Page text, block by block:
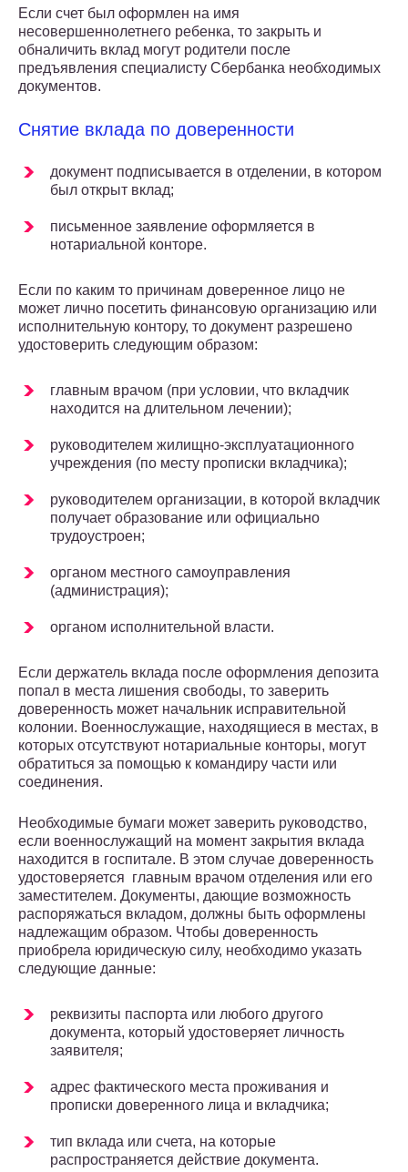
Если счет был оформлен на имя
несовершеннолетнего ребенка, то закрыть и
обналичить вклад могут родители после
предъявления специалисту Сбербанка необходимых
документов.
Снятие вклада по доверенности
документ подписывается в отделении, в котором
был открыт вклад;
письменное заявление оформляется в
нотариальной конторе.
Если по каким то причинам доверенное лицо не
может лично посетить финансовую организацию или
исполнительную контору, то документ разрешено
удостоверить следующим образом:
главным врачом (при условии, что вкладчик
находится на длительном лечении);
руководителем жилищно-эксплуатационного
учреждения (по месту прописки вкладчика);
руководителем организации, в которой вкладчик
получает образование или официально
трудоустроен;
органом местного самоуправления
(администрация);
органом исполнительной власти.
Если держатель вклада после оформления депозита
попал в места лишения свободы, то заверить
доверенность может начальник исправительной
колонии. Военнослужащие, находящиеся в местах, в
которых отсутствуют нотариальные конторы, могут
обратиться за помощью к командиру части или
соединения.
Необходимые бумаги может заверить руководство,
если военнослужащий на момент закрытия вклада
находится в госпитале. В этом случае доверенность
удостоверяется главным врачом отделения или его
заместителем. Документы, дающие возможность
распоряжаться вкладом, должны быть оформлены
надлежащим образом. Чтобы доверенность
приобрела юридическую силу, необходимо указать
следующие данные:
реквизиты паспорта или любого другого
документа, который удостоверяет личность
заявителя;
адрес фактического места проживания и
прописки доверенного лица и вкладчика;
тип вклада или счета, на которые
распространяется действие документа.